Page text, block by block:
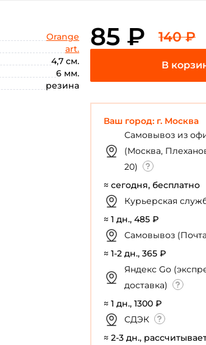
Orange
art.
4,7 см.
6 мм.
резина
85 ₽ 140 ₽
Ваш город: г. Москва
Самовывоз из
(Москва,
20)
≈ сегодня, бесплатно
Курьерская
≈ 1 дн., 485 ₽
Самовывоз
≈ 1-2 дн., 365 ₽
Яндекс Go
доставка)
≈ 1 дн., 1300 ₽
СДЭК
≈ 2-3 дн.,